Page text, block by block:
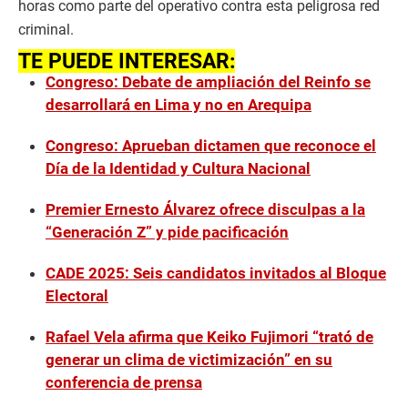
horas como parte del operativo contra esta peligrosa red
criminal.
TE PUEDE INTERESAR:
Congreso: Debate de ampliación del Reinfo se
desarrollará en Lima y no en Arequipa
Congreso: Aprueban dictamen que reconoce el
Día de la Identidad y Cultura Nacional
Premier Ernesto Álvarez ofrece disculpas a la
“Generación Z” y pide pacificación
CADE 2025: Seis candidatos invitados al Bloque
Electoral
Rafael Vela afirma que Keiko Fujimori “trató de
generar un clima de victimización” en su
conferencia de prensa